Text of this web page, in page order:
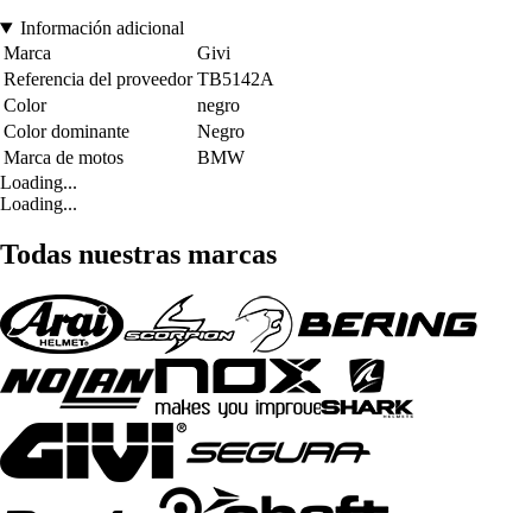
Información adicional
Marca
Givi
Referencia del proveedor TB5142A
Color
negro
Color dominante
Negro
Marca de motos
BMW
Loading...
Loading...
Todas nuestras marcas